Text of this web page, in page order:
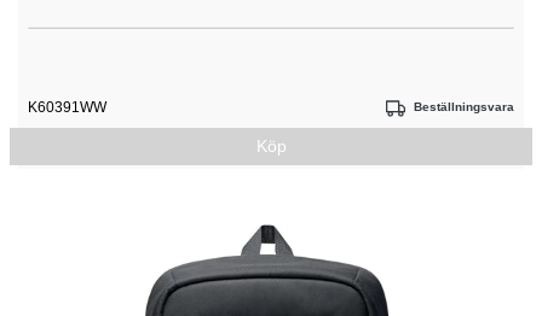
K60391WW Beställningsvara
Köp